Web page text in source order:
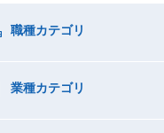
職種カテゴリ
業種カテゴリ